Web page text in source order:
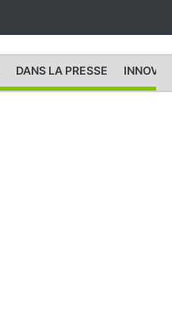
DANS LA PRESSE